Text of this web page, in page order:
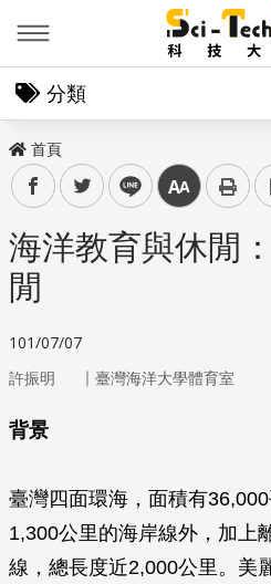
分類
首頁
facebooktwitter line 中
海洋教育與休閒
閒
101/07/07
許振明 ｜ 臺灣海洋大學體育室
背景
臺灣四面環海，面積有
1,300公里的海岸線外，加上
線，總長度近2,000公里。美